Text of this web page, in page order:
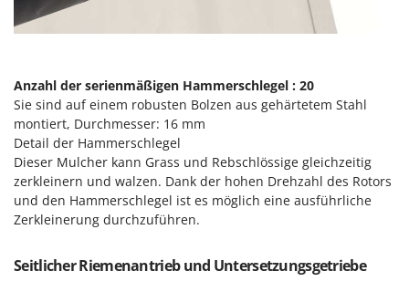
P
Palettengabeln für Traktoren
Pflüge für Traktor
Planierschilder für Traktoren
Plasmaschneider
Poolroboter
Pools
Poolstaubsauger
R
Rasenmäher
Forest Master
G
G3 Ferrari
Gardena
Garofalo
GeoTech
GeoTech Pro
Ginko - MGM
Anzahl der serienmäßigen Hammerschlegel : 20
Sie sind auf einem robusten Bolzen aus gehärtetem Stahl
montiert, Durchmesser: 16 mm
Detail der Hammerschlegel
Dieser Mulcher kann Grass und Rebschlössige gleichzeitig
zerkleinern und walzen. Dank der hohen Drehzahl des Rotors
und den Hammerschlegel ist es möglich eine ausführliche
Zerkleinerung durchzuführen.
Seitlicher Riemenantrieb und Untersetzungsgetriebe